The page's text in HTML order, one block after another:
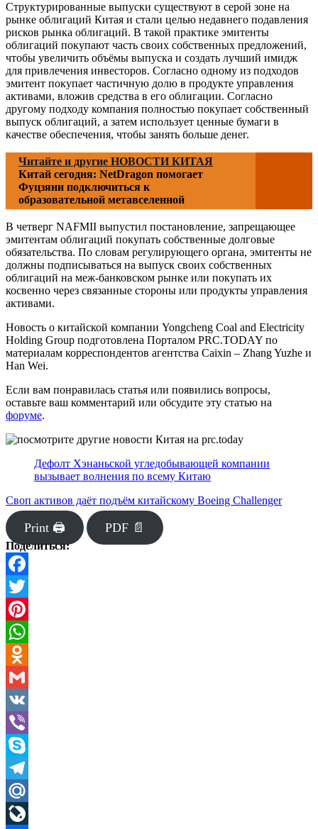
Структурированные выпуски существуют в серой зоне на
рынке облигаций Китая и стали целью недавнего подавления
рисков рынка облигаций. В такой практике эмитенты
облигаций покупают часть своих собственных предложений,
чтобы увеличить объёмы выпуска и создать лучший имидж
для привлечения инвесторов. Согласно одному из подходов
эмитент покупает частичную долю в продукте управления
активами, вложив средства в его облигации. Согласно
другому подходу компания полностью покупает собственный
выпуск облигаций, а затем использует ценные бумаги в
качестве обеспечения, чтобы занять больше денег.
Читайте и другие НОВОСТИ КИТАЯ
Китай сегодня: NetDragon помогает
Фуцзяни подключиться к
образовательной метавселенной
В четверг NAFMII выпустил постановление, запрещающее
эмитентам облигаций покупать собственные долговые
обязательства. По словам регулирующего органа, эмитенты не
должны подписываться на выпуск своих собственных
облигаций на меж-банковском рынке или покупать их
косвенно через связанные стороны или продукты управления
активами.
Новость о китайской компании Yongcheng Coal and Electricity
Holding Group подготовлена Порталом PRC.TODAY по
материалам корреспондентов агентства Caixin – Zhang Yuzhe и
Han Wei.
Если вам понравилась статья или появились вопросы,
оставьте ваш комментарий или обсудите эту статью на
форуме.
Дефолт Хэнаньской угледобывающей компании
вызывает волнения по всему Китаю
Своп активов даёт подъём китайскому Boeing Challenger
Print 🖨 PDF 📄
Поделиться:
Facebook
Twitter
Pinterest
WhatsApp
Odnoklassniki
Gmail
VK
Viber
Skype
Telegram
Mail.Ru